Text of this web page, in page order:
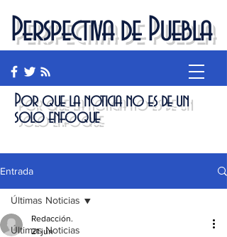
Perspectiva de Puebla
Por que la noticia no es de un
solo enfoque
Entrada
Últimas Noticias
Últimas Noticias
Redacción.
21 jun